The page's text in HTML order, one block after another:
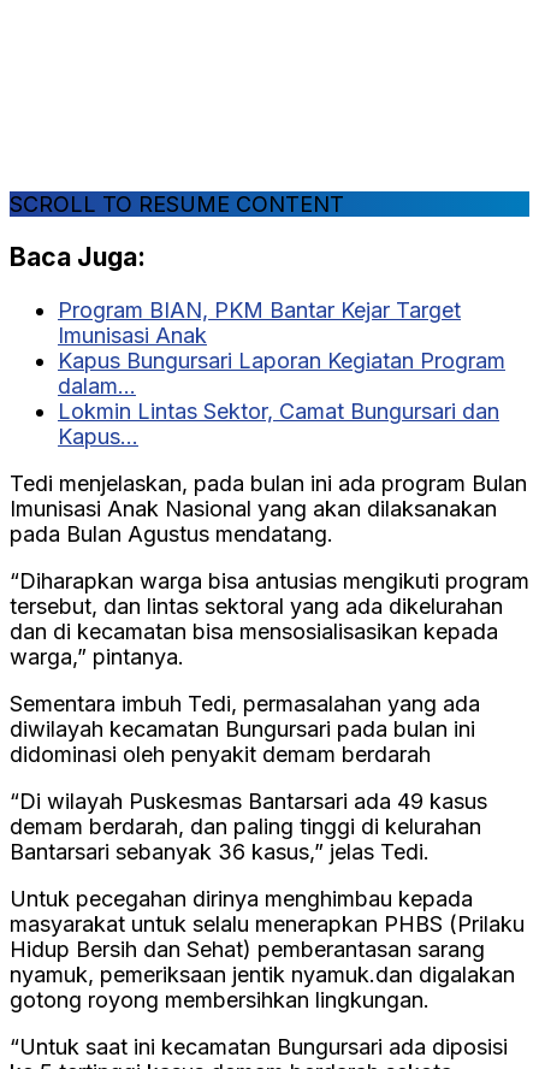
SCROLL TO RESUME CONTENT
Baca Juga:
Program BIAN, PKM Bantar Kejar Target
Imunisasi Anak
Kapus Bungursari Laporan Kegiatan Program
dalam…
Lokmin Lintas Sektor, Camat Bungursari dan
Kapus…
Tedi menjelaskan, pada bulan ini ada program Bulan
Imunisasi Anak Nasional yang akan dilaksanakan
pada Bulan Agustus mendatang.
“Diharapkan warga bisa antusias mengikuti program
tersebut, dan lintas sektoral yang ada dikelurahan
dan di kecamatan bisa mensosialisasikan kepada
warga,” pintanya.
Sementara imbuh Tedi, permasalahan yang ada
diwilayah kecamatan Bungursari pada bulan ini
didominasi oleh penyakit demam berdarah
“Di wilayah Puskesmas Bantarsari ada 49 kasus
demam berdarah, dan paling tinggi di kelurahan
Bantarsari sebanyak 36 kasus,” jelas Tedi.
Untuk pecegahan dirinya menghimbau kepada
masyarakat untuk selalu menerapkan PHBS (Prilaku
Hidup Bersih dan Sehat) pemberantasan sarang
nyamuk, pemeriksaan jentik nyamuk.dan digalakan
gotong royong membersihkan lingkungan.
“Untuk saat ini kecamatan Bungursari ada diposisi